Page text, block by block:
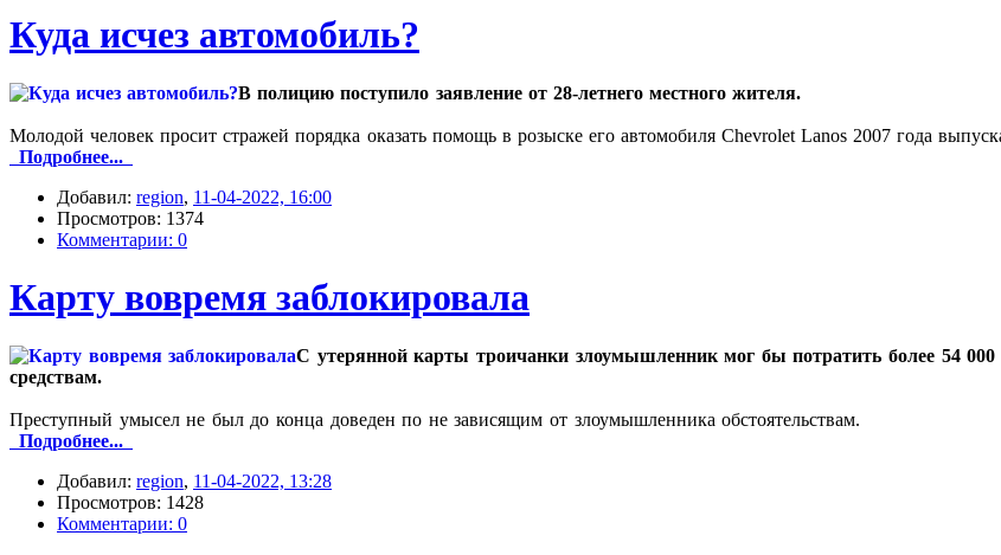
Куда исчез автомобиль?
В полицию поступило заявление от 28-летнего местного жителя.
Молодой человек просит стражей порядка оказать помощь в розыске его автомобиля Chevrolet Lanos 2007 года
Подробнее...
Добавил: region, 11-04-2022, 16:00
Просмотров: 1374
Комментарии: 0
Карту вовремя заблокировала
С утерянной карты троичанки злоумышленник мог бы потратить более 54
средствам.
Преступный умысел не был до конца доведен по не зависящим от злоумышленника обстоятельствам.
Подробнее...
Добавил: region, 11-04-2022, 13:28
Просмотров: 1428
Комментарии: 0